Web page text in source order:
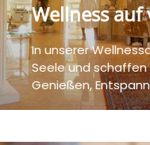
Wellness auf
In unserer
Seele und
Genießen,